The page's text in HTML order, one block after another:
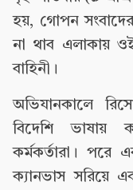
হয়, গোপন সংবাদের
না থাব এলাকায় ওই
বাহিনী।
অভিযানকালে
বিদেশি
কর্মকর্তারা। পরে
ক্যানভাস সরিয়ে